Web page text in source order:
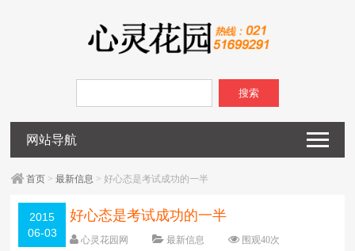
搜索
网站导航
首页 >最新信息 > 好心态是考试成功的一半
2015
06-03
好心态是考试成功的一半
心灵花园网 最新信息 围观40次